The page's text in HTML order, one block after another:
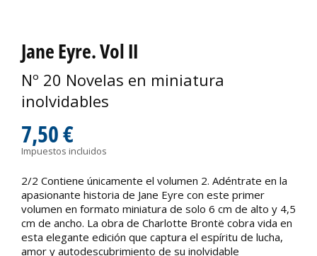
Jane Eyre. Vol II
Nº 20 Novelas en miniatura
inolvidables
7,50 €
Impuestos incluidos
2/2 Contiene únicamente el volumen 2. Adéntrate en la
apasionante historia de Jane Eyre con este primer
volumen en formato miniatura de solo 6 cm de alto y 4,5
cm de ancho. La obra de Charlotte Brontë cobra vida en
esta elegante edición que captura el espíritu de lucha,
amor y autodescubrimiento de su inolvidable